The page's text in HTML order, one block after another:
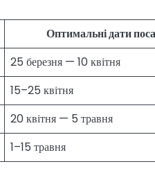
Оптимальні дати
25 березня — 10 квітня
15–25 квітня
20 квітня — 5 травня
1–15 травня